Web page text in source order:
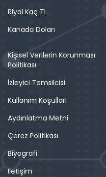
Riyal Kaç TL
Kanada Doları
Kişisel Verilerin Korunması
Politikası
İzleyici Temsilcisi
Kullanım Koşulları
Aydınlatma Metni
Çerez Politikası
Biyografi
İletişim